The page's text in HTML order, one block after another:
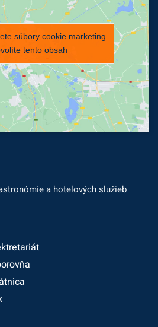
súbory cookie marketing
tento obsah
a hotelových služieb